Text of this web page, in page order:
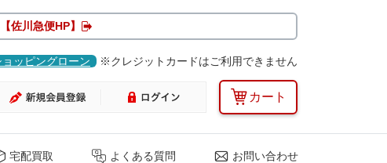
佐川急便HP】
ョッピングローン ※クレジットカードはご利用できません
カート
宅配買取 よくある質問 お問い合わせ